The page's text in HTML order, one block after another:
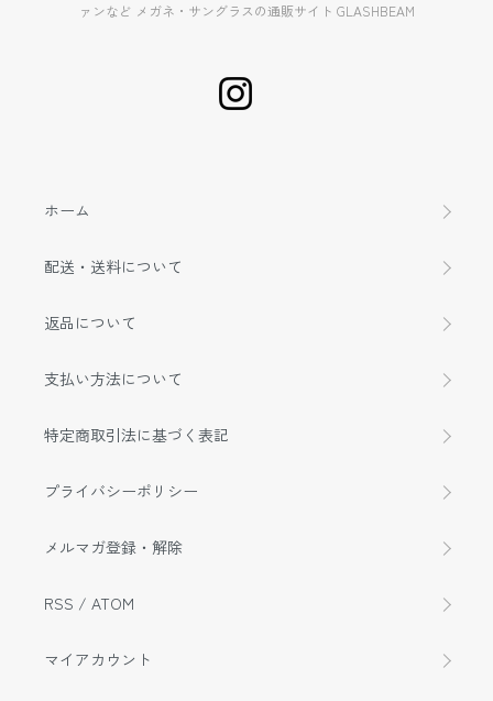
ァンなど メガネ・サングラスの通販サイト GLASHBEAM
ホーム
配送・送料について
返品について
支払い方法について
特定商取引法に基づく表記
プライバシーポリシー
メルマガ登録・解除
RSS / ATOM
マイアカウント